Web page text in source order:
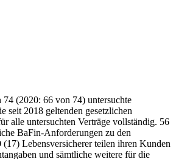
(2020: 66 von 74) untersuchte
seit 2018 geltenden gesetzlichen
alle untersuchten Verträge vollständig. 56
BaFin-Anforderungen zu den
(17) Lebensversicherer teilen ihren Kunden
und sämtliche weitere für die